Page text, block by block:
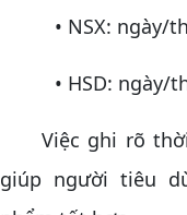
• NSX: ngày/
• HSD: ngày/
Việc ghi rõ thời
giúp người tiêu